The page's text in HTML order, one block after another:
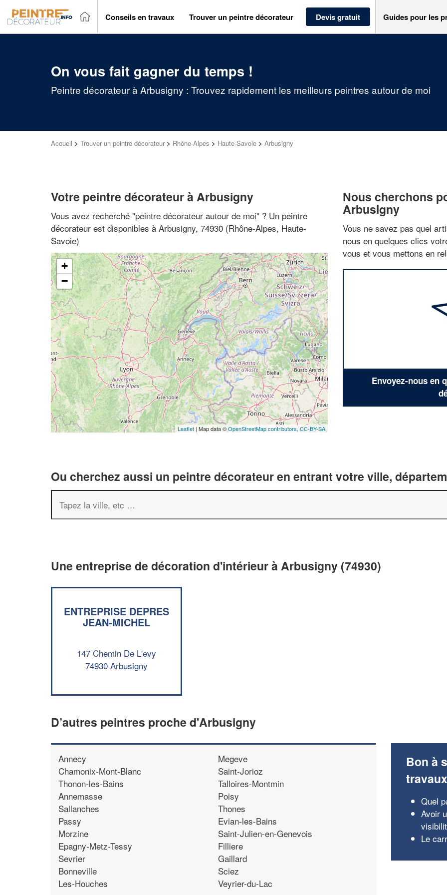
Conseils en travaux Trouver un peintre décorateur Devis gratuit Guides pour les
On vous fait gagner du temps !
Peintre décorateur à Arbusigny : Trouvez rapidement les meilleurs peintres autour de moi
Accueil > Trouver un peintre décorateur > Rhône-Alpes > Haute-Savoie > Arbusigny
Votre peintre décorateur à Arbusigny
Vous avez recherché "peintre décorateur autour de moi" ? Un peintre
décorateur est disponibles à Arbusigny, 74930 (Rhône-Alpes, Haute-
Savoie)
+
−
Leaflet | Map data ©OpenStreetMap contributors,CC-BY-SA
Nous cherchons
Arbusigny
Vous ne savez pas quel
nous en quelques clics
vous et vous mettons en
Envoyez-nous en
Ou cherchez aussi un peintre décorateur en entrant votre ville,
Une entreprise de décoration d'intérieur à Arbusigny (74930)
ENTREPRISE DEPRES
JEAN-MICHEL
147 Chemin De L'evy
74930 Arbusigny
D’autres peintres proche d'Arbusigny
Annecy
Chamonix-Mont-Blanc
Thonon-les-Bains
Annemasse
Sallanches
Passy
Morzine
Epagny-Metz-Tessy
Sevrier
Bonneville
Les-Houches
Megeve
Saint-Jorioz
Talloires-Montmin
Poisy
Thones
Evian-les-Bains
Saint-Julien-en-Genevois
Filliere
Gaillard
Sciez
Veyrier-du-Lac
Bon à
travaux
Quel
Avoir
Le